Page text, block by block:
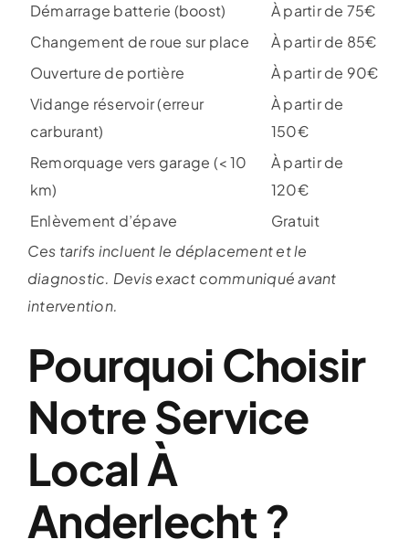
Démarrage batterie (boost)
À partir de 75€
Changement de roue sur place
À partir de 85€
Ouverture de portière
À partir de 90€
Vidange réservoir (erreur
carburant)
À partir de
150€
Remorquage vers garage (< 10
km)
À partir de
120€
Enlèvement d’épave
Gratuit
Ces tarifs incluent le déplacement et le
diagnostic. Devis exact communiqué avant
intervention.
Pourquoi Choisir
Notre Service
Local À
Anderlecht ?